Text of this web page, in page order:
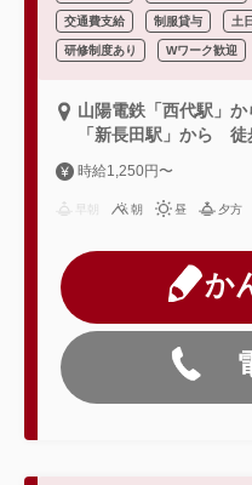
交通費支給 制服貸与 土
研修制度あり Wワーク歓迎
山陽電鉄「西代駅」
「新長田駅」から 徒
時給1,250円〜
朝 昼 夕方
か